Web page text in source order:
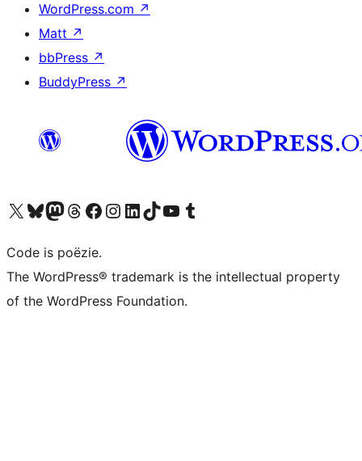
WordPress.com ↗
Matt ↗
bbPress ↗
BuddyPress ↗
Bezoek ons X (voorheen Twitter) account
Bezoek ons Bluesky account
Bezoek ons Mastodon account
Bezoek ons Threads account
Onze Facebook pagina bezoeken
Bezoek ons Instagram account
Bezoek ons LinkedIn account
Bezoek ons TikTok account
Bezoek ons YouTube kanaalBezoek ons Tumblr account
Code is poëzie.
The WordPress® trademark is the intellectual property
of the WordPress Foundation.